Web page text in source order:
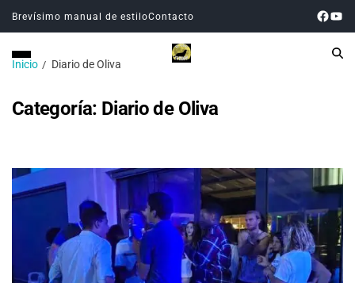
Brevísimo manual de estiloContacto
Inicio Diario de Oliva
Categoría: Diario de Oliva